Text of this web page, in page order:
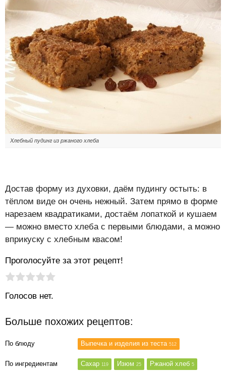
Хлебный пудинг из ржаного хлеба
Достав форму из духовки, даём пудингу остыть: в
тёплом виде он очень нежный. Затем прямо в форме
нарезаем квадратиками, достаём лопаткой и кушаем
— можно вместо хлеба с первыми блюдами, а можно
вприкуску с хлебным квасом!
Проголосуйте за этот рецепт!
Рейтинг статьи:
Голосов нет.
Больше похожих рецептов:
По блюду Выпечка и изделия из теста 512
По ингредиентам Сахар 119 Изюм 25 Ржаной хлеб 5